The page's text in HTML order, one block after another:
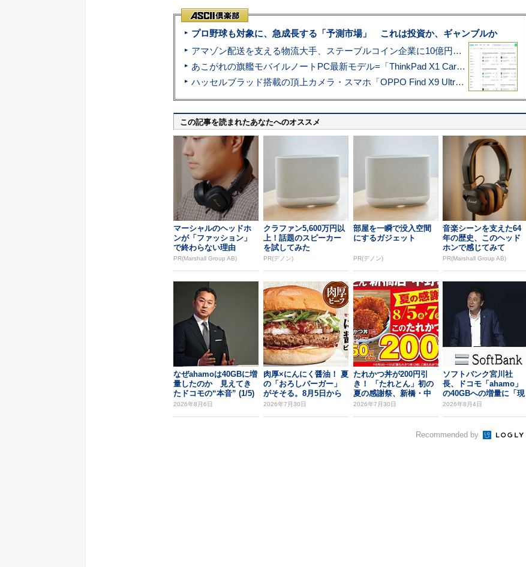
プロ野球も対象に、急成長する「予測市場」 これは投資か、ギャンブルか
アマゾン配送を支える物流大手、ステーブルコイン企業に10億円投資のワケ
あこがれの旗艦モバイルノートPC最新モデル=「ThinkPad X1 Carbon Gen 14 Aura Edition」実機レビュー
ハッセルブラッド搭載の頂上カメラ・スマホ「OPPO Find X9 Ultra」実写レビュー=プロが本気で徹底撮影しました!!
この記事を読まれたあなたへのオススメ
マーシャルのヘッドホ
ンが「ファッション」
で終わらない理由
PR(Marshall Group AB)
クラファン5,600万円以
上！話題のスピーカー
を試してみた
PR(デノン)
部屋を一瞬で没入空間
にするガジェット
PR(デノン)
音楽シーンを支えた64
年の歴史、このヘッド
ホンで感じてみて
PR(Marshall Group AB)
なぜahamoは40GBに増
量したのか 見えてき
たドコモの“本音” (1/5)
2026年8月6日
肉厚×にんにく醤油！ 夏
の「おろしバーガー」
がそそる。8月5日から
2026年7月30日
たれかつ丼が200円引
き！ 「たれとん」初の
夏の感謝祭、新橋・中
野北口で開催
2026年7月30日
ソフトバンク宮川社
長、ドコモ「ahamo」
の40GBへの増量に「現
時点では追従し...
2026年8月4日
Recommended by